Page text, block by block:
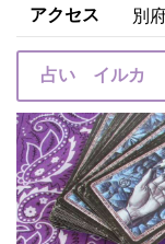
アクセス
別
占い イルカ